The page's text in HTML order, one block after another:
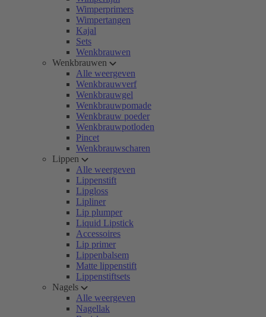
Wimperprimers
Wimpertangen
Kajal
Sets
Wenkbrauwen
Wenkbrauwen
Alle weergeven
Wenkbrauwverf
Wenkbrauwgel
Wenkbrauwpomade
Wenkbrauw poeder
Wenkbrauwpotloden
Pincet
Wenkbrauwscharen
Lippen
Alle weergeven
Lippenstift
Lipgloss
Lipliner
Lip plumper
Liquid Lipstick
Accessoires
Lip primer
Lippenbalsem
Matte lippenstift
Lippenstiftsets
Nagels
Alle weergeven
Nagellak